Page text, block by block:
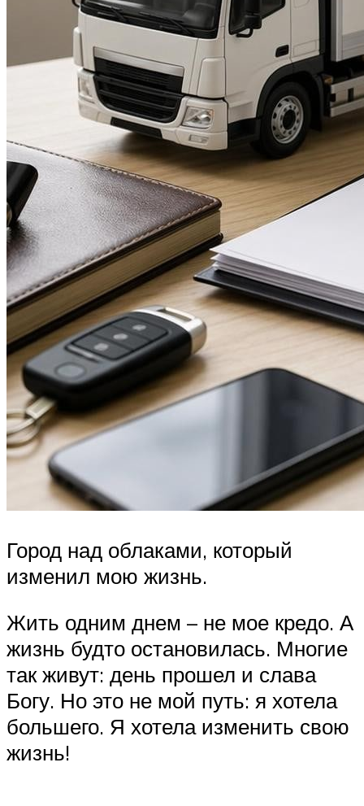
Город над облаками, который
изменил мою жизнь.
Жить одним днем – не мое кредо. А
жизнь будто остановилась. Многие
так живут: день прошел и слава
Богу. Но это не мой путь: я хотела
большего. Я хотела изменить свою
жизнь!